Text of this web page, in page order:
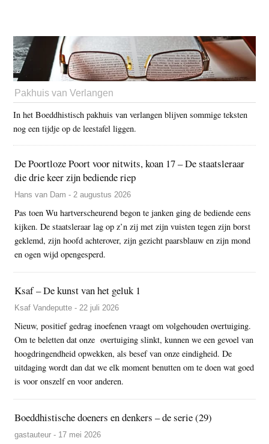
Pakhuis van Verlangen
In het Boeddhistisch pakhuis van verlangen blijven sommige teksten
nog een tijdje op de leestafel liggen.
De Poortloze Poort voor nitwits, koan 17 – De staatsleraar
die drie keer zijn bediende riep
Hans van Dam - 2 augustus 2026
Pas toen Wu hartverscheurend begon te janken ging de bediende eens
kijken. De staatsleraar lag op z’n zij met zijn vuisten tegen zijn borst
geklemd, zijn hoofd achterover, zijn gezicht paarsblauw en zijn mond
en ogen wijd opengesperd.
Ksaf – De kunst van het geluk 1
Ksaf Vandeputte - 22 juli 2026
Nieuw, positief gedrag inoefenen vraagt om volgehouden overtuiging.
Om te beletten dat onze overtuiging slinkt, kunnen we een gevoel van
hoogdringendheid opwekken, als besef van onze eindigheid. De
uitdaging wordt dan dat we elk moment benutten om te doen wat goed
is voor onszelf en voor anderen.
Boeddhistische doeners en denkers – de serie (29)
gastauteur - 17 mei 2026